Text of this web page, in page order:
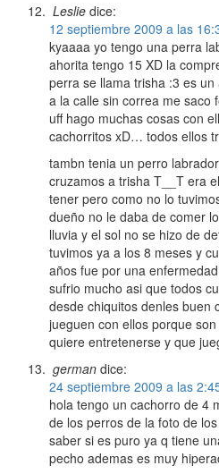
Leslie dice:
12 septiembre 2009 a las
kyaaaa yo tengo una perra
ahorita tengo 15 XD la
perra se llama trisha :3 es
a la calle sin correa me saco
uff hago muchas cosas con
cachorritos xD… todos ellos
tambn tenia un perro
cruzamos a trisha T__T era
tener pero como no lo
dueño no le daba de comer
lluvia y el sol no se hizo de
tuvimos ya a los 8 meses y
años fue por una
sufrio mucho asi que todos
desde chiquitos denles buen
jueguen con ellos porque
quiere entretenerse y que
german dice:
24 septiembre 2009 a las
hola tengo un cachorro de 4
de los perros de la foto de
saber si es puro ya q tiene
pecho ademas es muy